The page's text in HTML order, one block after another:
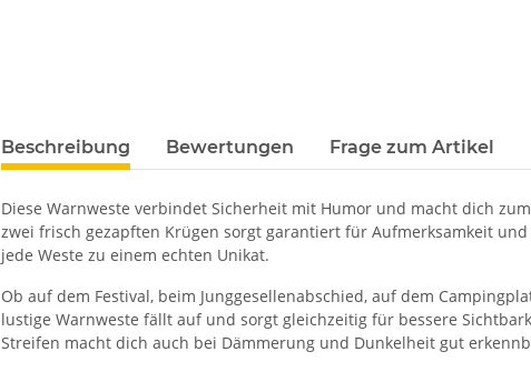
Beschreibung Bewertungen Frage zum Artikel
Diese Warnweste verbindet Sicherheit mit Humor und macht dich
zwei frisch gezapften Krügen sorgt garantiert für Aufmerksamkeit
jede Weste zu einem echten Unikat.
Ob auf dem Festival, beim Junggesellenabschied, auf dem
lustige Warnweste fällt auf und sorgt gleichzeitig für bessere
Streifen macht dich auch bei Dämmerung und Dunkelheit gut